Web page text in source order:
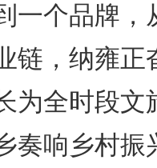
个品牌，
链，纳雍正
为全时段文
奏响乡村振